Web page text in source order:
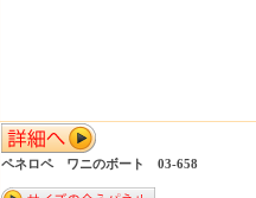
ペネロペ ワニのボート 03-658